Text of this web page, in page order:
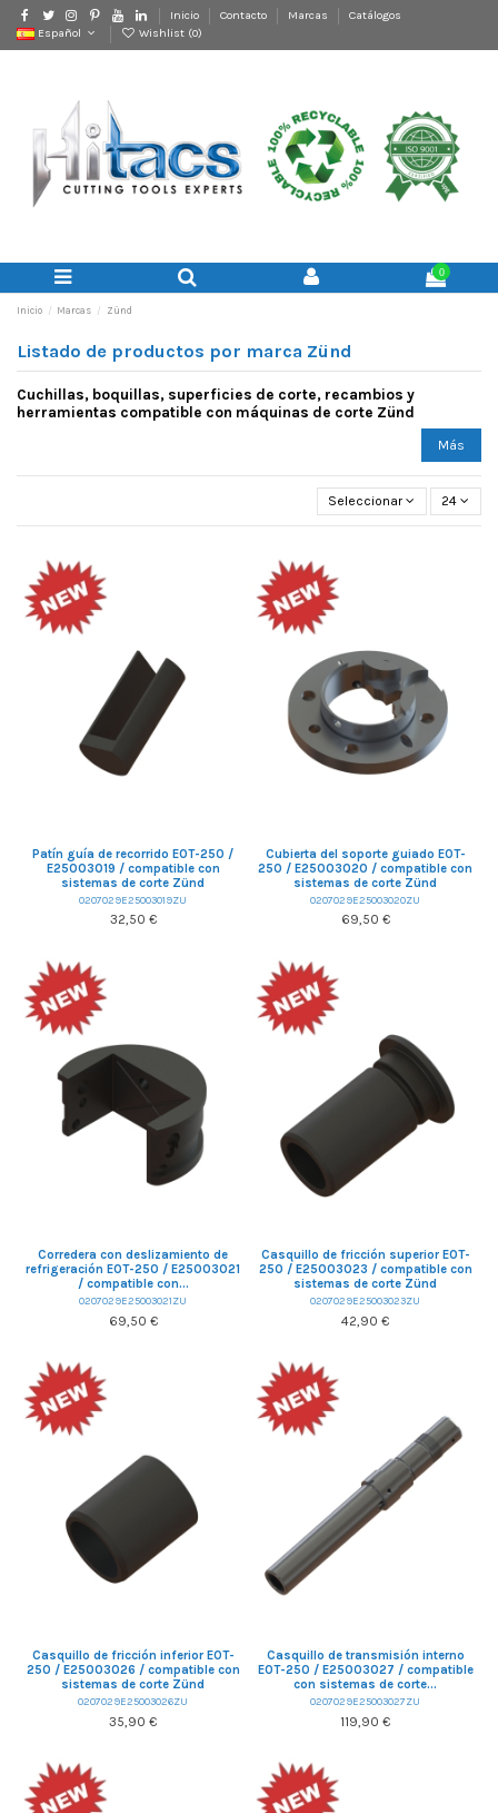
Inicio Contacto Marcas
Catálogos
Español
Wishlist (0)
0
Inicio Marcas Zünd
Listado de productos por marca Zünd
Cuchillas, boquillas, superficies de corte, recambios y
herramientas compatible con máquinas de corte Zünd
Más
Seleccionar 24
Patín guía de recorrido EOT-250 /
E25003019 / compatible con
sistemas de corte Zünd
0207029E25003019ZU
32,50 €
Cubierta del soporte guiado EOT-
250 / E25003020 / compatible con
sistemas de corte Zünd
0207029E25003020ZU
69,50 €
Corredera con deslizamiento de
refrigeración EOT-250 / E25003021
/ compatible con...
0207029E25003021ZU
69,50 €
Casquillo de fricción superior EOT-
250 / E25003023 / compatible con
sistemas de corte Zünd
0207029E25003023ZU
42,90 €
Casquillo de fricción inferior EOT-
250 / E25003026 / compatible con
sistemas de corte Zünd
0207029E25003026ZU
35,90 €
Casquillo de transmisión interno
EOT-250 / E25003027 / compatible
con sistemas de corte...
0207029E25003027ZU
119,90 €